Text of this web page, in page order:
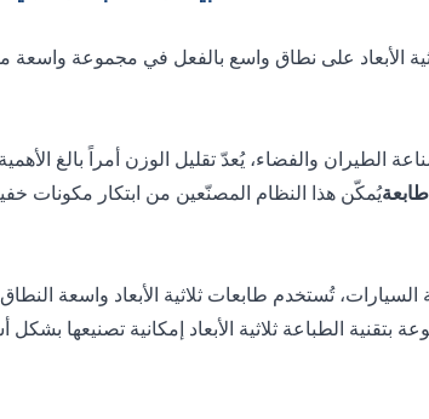
الأبعاد على نطاق واسع بالفعل في مجموعة
الطيران والفضاء، يُعدّ تقليل الوزن أمراً بالغ
طابعة
تُستخدم طابعات ثلاثية الأبعاد واسعة
بتقنية الطباعة ثلاثية الأبعاد إمكانية تصنيعها